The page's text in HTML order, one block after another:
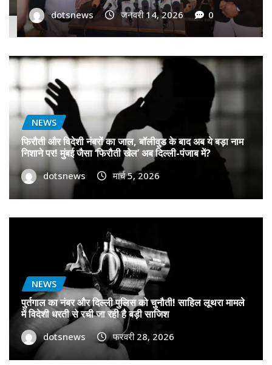
dotsnews जनवरी 9, 2026 0
NEWS
फिरौती और विदेशी नंबरों का जाल, बॉलीवुड के बाद अब ये बड़ा नाम
निशाने पर! मुंबई जैसा ‘फिरौती खेल’ अब दिल्ली-पंजाब में?
dotsnews मार्च 5, 2026
NEWS
पुर्तगाल का नंबर और दिल्ली पुलिस को चुनौती! साहिल लूथरा मामले
में विदेशी धरती से रची जा रही है बड़ी साजिश
dotsnews फरवरी 28, 2026